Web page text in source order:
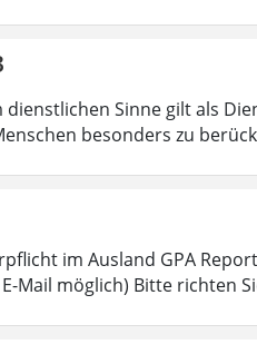
Sinne gilt als
besonders zu
im Ausland GPA
Mail möglich) Bitte richten